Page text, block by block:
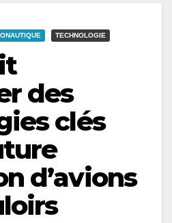
TECHNOLOGIE
des
clés
d’avions